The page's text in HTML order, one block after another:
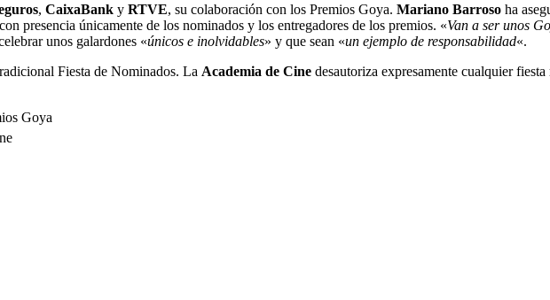
, CaixaBank y RTVE, su colaboración con los Premios Goya. Mariano Barroso ha
presencia únicamente de los nominados y los entregadores de los premios. «Van a ser unos
unos galardones «únicos e inolvidables» y que sean «un ejemplo de responsabilidad«.
Fiesta de Nominados. La Academia de Cine desautoriza expresamente cualquier